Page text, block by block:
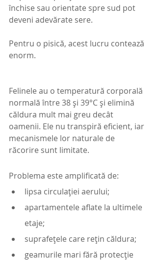
închise sau orientate spre sud pot
deveni adevărate sere.
Pentru o pisică, acest lucru contează
enorm.
Felinele au o temperatură corporală
normală între 38 și 39°C și elimină
căldura mult mai greu decât
oamenii. Ele nu transpiră eficient, iar
mecanismele lor naturale de
răcorire sunt limitate.
Problema este amplificată de:
lipsa circulației aerului;
apartamentele aflate la ultimele
etaje;
suprafețele care rețin căldura;
geamurile mari fără protecție